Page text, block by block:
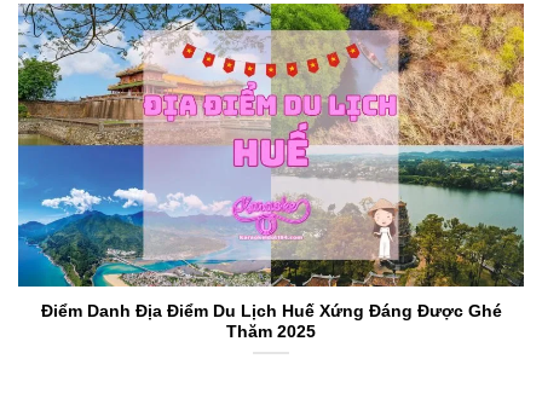
Điểm Danh Địa Điểm Du Lịch Huế Xứng Đáng Được Ghé
Thăm 2025